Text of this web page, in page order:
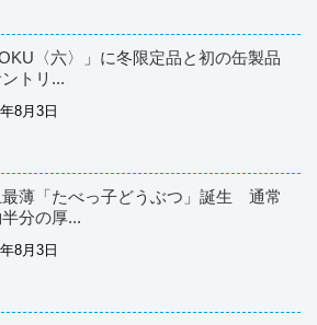
〈六〉」に冬限定品と初の缶製品
ントリ...
8月3日
最薄「たべっ子どうぶつ」誕生 通常
分の厚...
8月3日